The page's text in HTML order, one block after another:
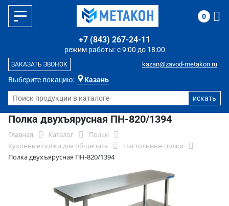
Выберите локацию: Казань
режим работы: с 9:00 до 18:00
+7 (843) 267-24-11
kazan@zavod-metakon.ru
ЗАКАЗАТЬ ЗВОНОК
0
Полка двухъярусная ПН-820/1394
Главная Каталог
Полки
Кухонные полки для общепита
Настольные полки
Полка двухъярусная ПН-820/1394